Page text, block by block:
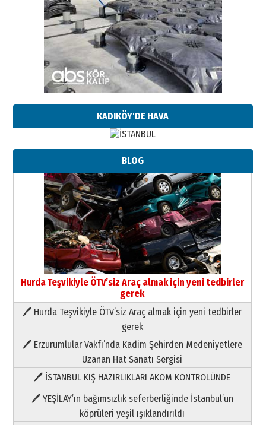
KADIKÖY'DE HAVA
BLOG
Hurda Teşvikiyle ÖTV’siz Araç almak için yeni tedbirler
gerek
🖊 Hurda Teşvikiyle ÖTV’siz Araç almak için yeni tedbirler
gerek
🖊 Erzurumlular Vakfı’nda Kadim Şehirden Medeniyetlere
Uzanan Hat Sanatı Sergisi
🖊 İSTANBUL KIŞ HAZIRLIKLARI AKOM KONTROLÜNDE
🖊 YEŞİLAY’ın bağımsızlık seferberliğinde İstanbul’un
köprüleri yeşil ışıklandırıldı
Paranın Aile Kültüründeki Yeri
03 Ağustos 2026 Pazartesi
Yıldırım Gündoğdu
HAVVA’NIN ÜÇ KIZI
09 Temmuz 2026 Perşembe